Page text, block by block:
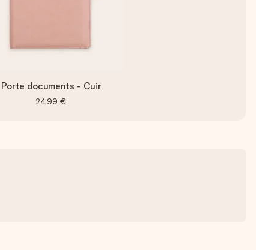
Porte documents - Cuir
24,99 €